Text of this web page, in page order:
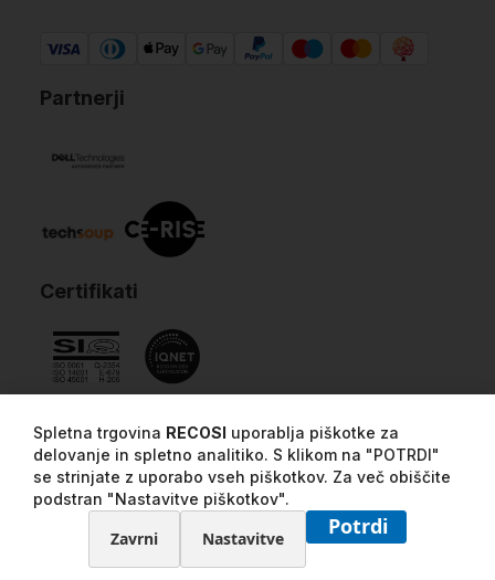
Partnerji
Certifikati
Spletna trgovina RECOSI uporablja piškotke za
delovanje in spletno analitiko. S klikom na "POTRDI"
se strinjate z uporabo vseh piškotkov. Za več obiščite
podstran "Nastavitve piškotkov".
Zavrni Nastavitve Potrdi